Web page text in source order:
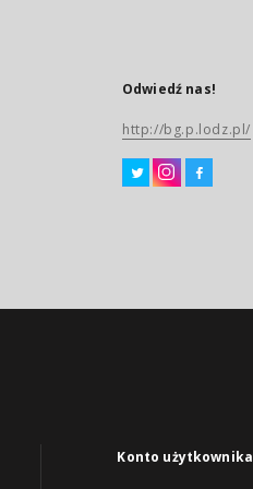
Odwiedź nas!
http://bg.p.lodz.pl/
Konto użytkownika